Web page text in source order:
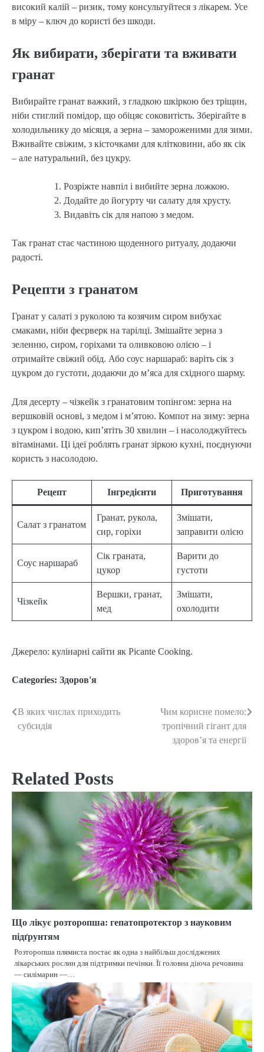
високий калій – ризик, тому консультуйтеся з лікарем. Усе
в міру – ключ до користі без шкоди.
Як вибирати, зберігати та вживати
гранат
Вибирайте гранат важкий, з гладкою шкіркою без тріщин,
ніби стиглий помідор, що обіцяє соковитість. Зберігайте в
холодильнику до місяця, а зерна – замороженими для зими.
Вживайте свіжим, з кісточками для клітковини, або як сік
– але натуральний, без цукру.
Розріжте навпіл і вибийте зерна ложкою.
Додайте до йогурту чи салату для хрусту.
Видавіть сік для напою з медом.
Так гранат стає частиною щоденного ритуалу, додаючи
радості.
Рецепти з гранатом
Гранат у салаті з руколою та козячим сиром вибухає
смаками, ніби феєрверк на тарілці. Змішайте зерна з
зеленню, сиром, горіхами та оливковою олією – і
отримайте свіжий обід. Або соус наршараб: варіть сік з
цукром до густоти, додаючи до м’яса для східного шарму.
Для десерту – чізкейк з гранатовим топінгом: зерна на
вершковій основі, з медом і м’ятою. Компот на зиму: зерна
з цукром і водою, кип’ятіть 30 хвилин – і насолоджуйтесь
вітамінами. Ці ідеї роблять гранат зіркою кухні, поєднуючи
користь з насолодою.
Рецепт Інгредієнти Приготування
Салат з гранатом
Гранат, рукола,
сир, горіхи
Змішати,
заправити олією
Соус наршараб
Сік граната,
цукор
Варити до
густоти
Чізкейк
Вершки, гранат,
мед
Змішати,
охолодити
Джерело: кулінарні сайти як Picante Cooking.
Categories: Здоров'я
Post
navigation
В яких числах приходить
субсидія
Чим корисне помело:
тропічний гігант для
здоров’я та енергії
Related Posts
Що лікує розторопша: гепатопротектор з науковим
підґрунтям
Розторопша плямиста постає як одна з найбільш досліджених
лікарських рослин для підтримки печінки. Її головна діюча речовина
— силімарин —…